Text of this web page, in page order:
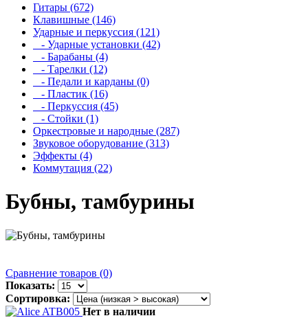
Гитары (672)
Клавишные (146)
Ударные и перкуссия (121)
- Ударные установки (42)
- Барабаны (4)
- Тарелки (12)
- Педали и карданы (0)
- Пластик (16)
- Перкуссия (45)
- Стойки (1)
Оркестровые и народные (287)
Звуковое оборудование (313)
Эффекты (4)
Коммутация (22)
Бубны, тамбурины
Сравнение товаров (0)
Показать:
Сортировка:
Нет в наличии